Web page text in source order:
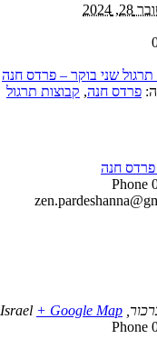
2024
שני בוקר – פרדס חנה
פרדס חנה, קבוצות תרגול
פרדס חנה
Phone
Israel + Google Map
Phone